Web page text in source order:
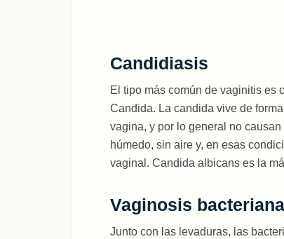
Candidiasis
El tipo más común de vaginitis es
Candida. La candida vive de
vagina, y por lo general no
húmedo, sin aire y, en esas
vaginal. Candida albicans es la
Vaginosis bacteriana
Junto con las levaduras, las